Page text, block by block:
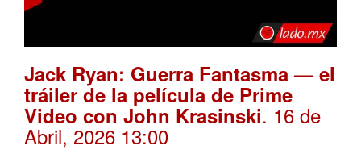
Jack Ryan: Guerra Fantasma — el
tráiler de la película de Prime
Video con John Krasinski. 16 de
Abril, 2026 13:00